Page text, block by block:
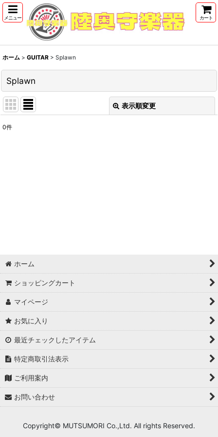
メニュー カート
ホーム > GUITAR > Splawn
Splawn
表示順変更
0件
ホーム
ショッピングカート
マイページ
お気に入り
最近チェックしたアイテム
特定商取引法表示
ご利用案内
お問い合わせ
Copyright© MUTSUMORI Co.,Ltd. All rights Reserved.